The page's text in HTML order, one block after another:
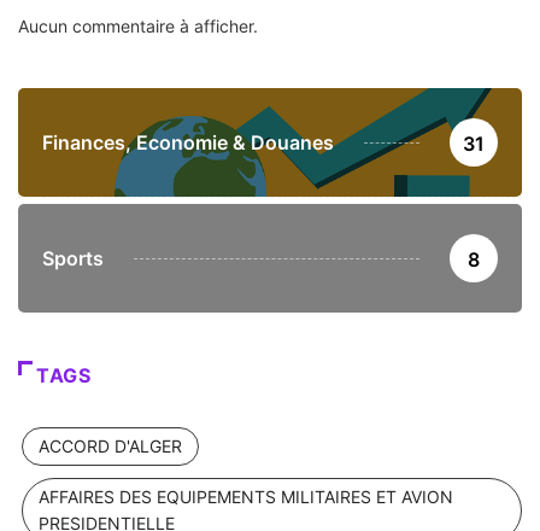
Aucun commentaire à afficher.
Finances, Economie & Douanes 31
Sports 8
TAGS
ACCORD D'ALGER
AFFAIRES DES EQUIPEMENTS MILITAIRES ET AVION
PRESIDENTIELLE